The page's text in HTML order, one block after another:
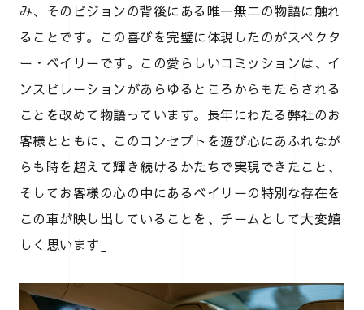
み、そのビジョンの背後にある唯一無二の物語に触れ
ることです。この喜びを完璧に体現したのがスペクタ
ー・ベイリーです。この愛らしいコミッションは、イ
ンスピレーションがあらゆるところからもたらされる
ことを改めて物語っています。長年にわたる弊社のお
客様とともに、このコンセプトを遊び心にあふれなが
らも時を超えて輝き続けるかたちで実現できたこと、
そしてお客様の心の中にあるベイリーの特別な存在を
この車が映し出していることを、チームとして大変嬉
しく思います」